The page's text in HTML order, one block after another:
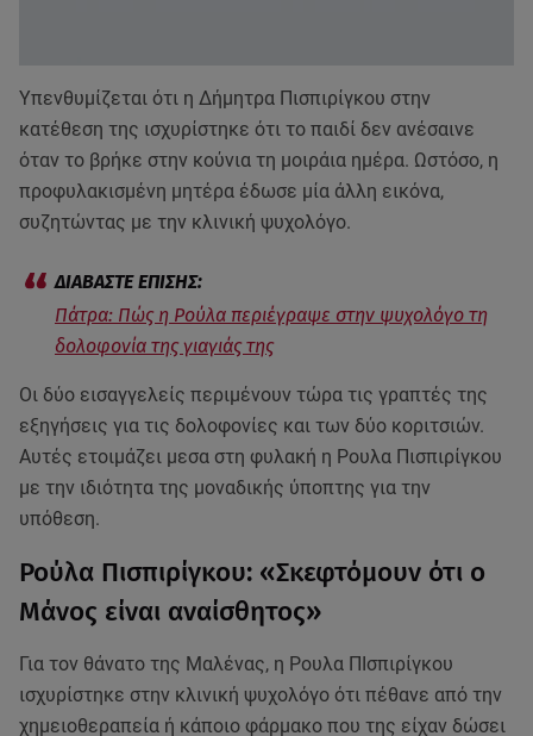
Υπενθυμίζεται ότι η Δήμητρα Πισπιρίγκου στην
κατέθεση της ισχυρίστηκε ότι το παιδί δεν ανέσαινε
όταν το βρήκε στην κούνια τη μοιράια ημέρα. Ωστόσο, η
προφυλακισμένη μητέρα έδωσε μία άλλη εικόνα,
συζητώντας με την κλινική ψυχολόγο.
Πάτρα: Πώς η Ρούλα περιέγραψε στην ψυχολόγο τη
δολοφονία της γιαγιάς της
Οι δύο εισαγγελείς περιμένουν τώρα τις γραπτές της
εξηγήσεις για τις δολοφονίες και των δύο κοριτσιών.
Αυτές ετοιμάζει μεσα στη φυλακή η Ρουλα Πισπιρίγκου
με την ιδιότητα της μοναδικής ύποπτης για την
υπόθεση.
Ρούλα Πισπιρίγκου: «Σκεφτόμουν ότι ο
Μάνος είναι αναίσθητος»
Για τον θάνατο της Μαλένας, η Ρουλα ΠΙσπιρίγκου
ισχυρίστηκε στην κλινική ψυχολόγο ότι πέθανε από την
χημειοθεραπεία ή κάποιο φάρμακο που της είχαν δώσει